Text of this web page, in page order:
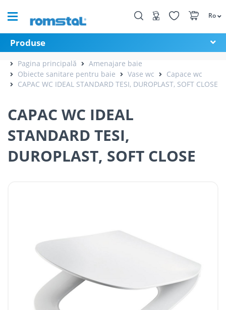
Ro
Produse
Pagina principală
Amenajare baie
Obiecte sanitare pentru baie
Vase wc
Capace wc
CAPAC WC IDEAL STANDARD TESI, DUROPLAST, SOFT CLOSE
CAPAC WC IDEAL
STANDARD TESI,
DUROPLAST, SOFT CLOSE